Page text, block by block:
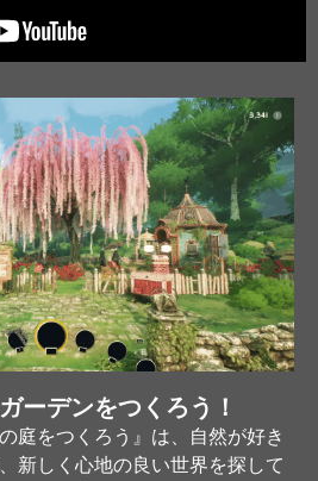
ーデンをつくろう！
庭をつくろう』は、自然が好き
新しく心地の良い世界を探して